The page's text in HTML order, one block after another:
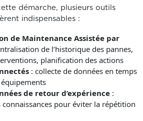
démarche, plusieurs outils
indispensables :
de Maintenance Assistée par
de l’historique des pannes,
planification des actions
: collecte de données en temps
équipements
de retour d’expérience :
pour éviter la répétition